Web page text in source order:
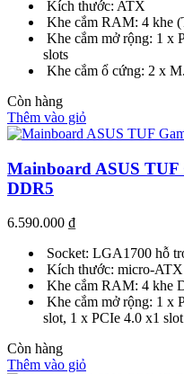
Kích thước: ATX
Khe cắm RAM: 4 khe
Khe cắm mở rộng: 1 x
slots
Khe cắm ổ cứng: 2 x
Còn hàng
Thêm vào giỏ
Mainboard ASUS
DDR5
6.590.000 ₫
Socket: LGA1700 hỗ
Kích thước: micro-ATX
Khe cắm RAM: 4 khe
Khe cắm mở rộng: 1 x
slot, 1 x PCIe 4.0 x1 slot
Còn hàng
Thêm vào giỏ